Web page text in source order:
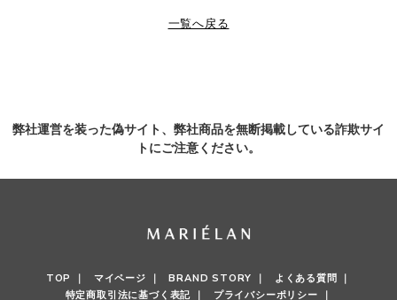
一覧へ戻る
弊社運営を装った偽サイト、弊社商品を無断掲載している詐欺サイ
トにご注意ください。
TOP ｜ マイページ ｜ BRAND STORY ｜
よくある質問 ｜
特定商取引法に基づく表記 ｜
プライバシーポリシー ｜